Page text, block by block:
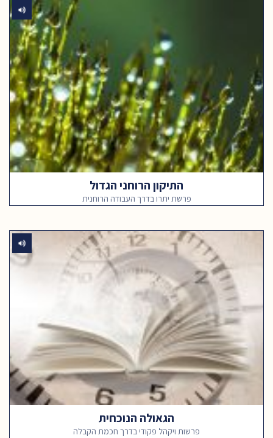
התיקון הרוחני הגדול
פרשת יתרו בדרך העבודה הרוחנית
הגאולה הנוכחית
פרשות ויקהל פקודי בדרך חכמת הקבלה